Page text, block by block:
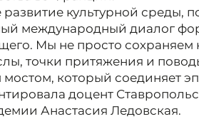
культурной среды,
международный диалог
Мы не просто
точки притяжения и
мостом, который соединяет
доцент
Анастасия Ледовская.